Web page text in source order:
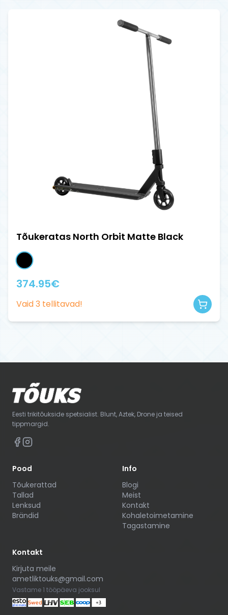
Tõukeratas North Orbit Matte Black
374.95€
Vaid3 tellitavad!
Eesti trikitõukside spetsialist. Blunt, Aztek, Drone ja teised
tippmargid.
Pood
Tõukerattad
Tallad
Lenksud
Brändid
Info
Blogi
Meist
Kontakt
Kohaletoimetamine
Tagastamine
Kontakt
Kirjuta meile
ametliktouks@gmail.com
Vastame 1 tööpäeva jooksul